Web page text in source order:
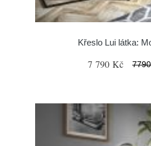
Křeslo Lui látka:
7 790 Kč